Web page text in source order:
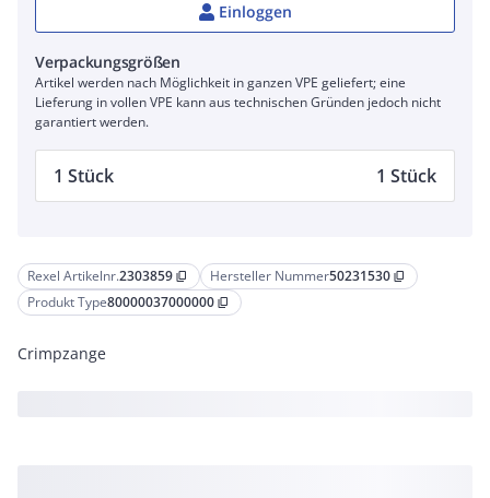
Rexel Artikelnr.2303859 content_copy Hersteller Nummer50231530 content_copy
Produkt Type80000037000000 content_copy
Crimpzange
Einloggen
Verpackungsgrößen
Artikel werden nach Möglichkeit in ganzen VPE geliefert; eine
Lieferung in vollen VPE kann aus technischen Gründen jedoch nicht
garantiert werden.
1 Stück 1 Stück